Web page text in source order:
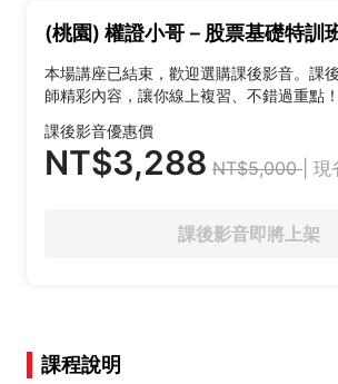
(桃園) 權證小哥－股票基礎特訓
本場講座已結束，歡迎選購課後影音。課
師精彩內容，讓你線上複習、不錯過重點！
課後影音優惠價
NT$3,288 NT$5,000 |
課後影音即將上架
課程說明